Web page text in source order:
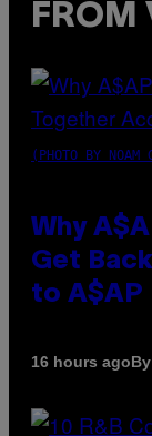
FROM
(PHOTO BY
Why
Get
to A$AP
16 hours agoBy